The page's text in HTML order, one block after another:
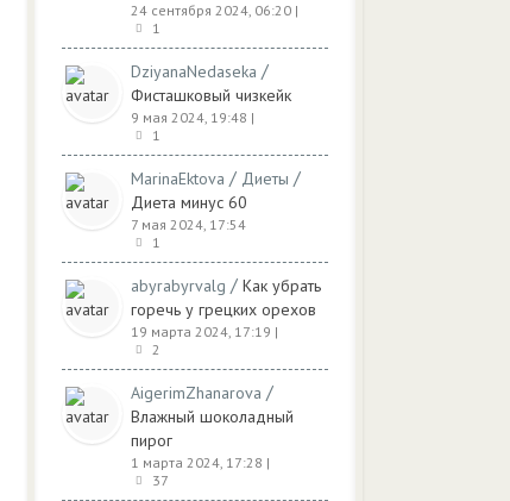
24 сентября 2024, 06:20 |
1
DziyanaNedaseka /
Фисташковый чизкейк
9 мая 2024, 19:48 |
1
MarinaEktova / Диеты /
Диета минус 60
7 мая 2024, 17:54
1
abyrabyrvalg / Как убрать
горечь у грецких орехов
19 марта 2024, 17:19 |
2
AigerimZhanarova /
Влажный шоколадный
пирог
1 марта 2024, 17:28 |
37